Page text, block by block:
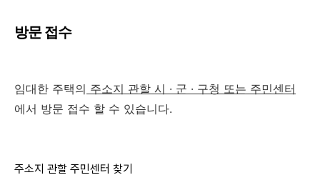
방문 접수
임대한 주택의 주소지 관할 시 · 군 · 구청 또는 주민센터
에서 방문 접수 할 수 있습니다.
주소지 관할 주민센터 찾기